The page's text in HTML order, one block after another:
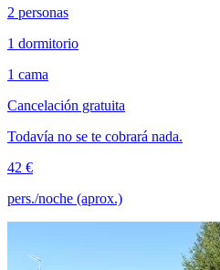
2 personas
1 dormitorio
1 cama
Cancelación gratuita
Todavía no se te cobrará nada.
42 €
pers./noche (aprox.)